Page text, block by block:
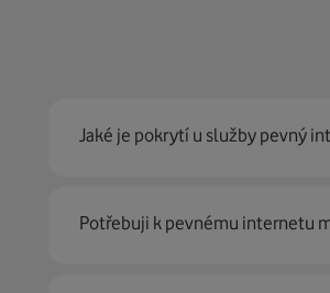
Jaké je pokrytí u služby pevný
Pevný internet můžeme
Potřebuji k pevnému internetu